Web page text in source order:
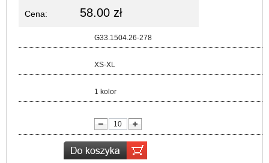
Cena: 58.00 zł
G33.1504.26-278
XS-XL
1 kolor